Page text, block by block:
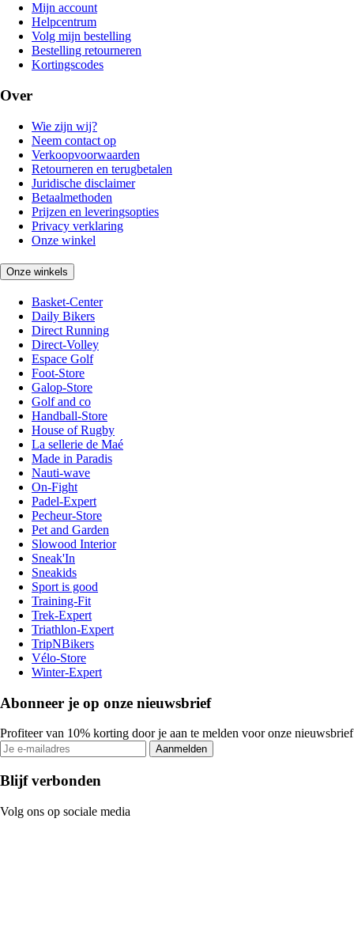
Mijn account
Helpcentrum
Volg mijn bestelling
Bestelling retourneren
Kortingscodes
Over
Wie zijn wij?
Neem contact op
Verkoopvoorwaarden
Retourneren en terugbetalen
Juridische disclaimer
Betaalmethoden
Prijzen en leveringsopties
Privacy verklaring
Onze winkel
Onze winkels
Basket-Center
Daily Bikers
Direct Running
Direct-Volley
Espace Golf
Foot-Store
Galop-Store
Golf and co
Handball-Store
House of Rugby
La sellerie de Maé
Made in Paradis
Nauti-wave
On-Fight
Padel-Expert
Pecheur-Store
Pet and Garden
Slowood Interior
Sneak'In
Sneakids
Sport is good
Training-Fit
Trek-Expert
Triathlon-Expert
TripNBikers
Vélo-Store
Winter-Expert
Abonneer je op onze nieuwsbrief
Profiteer van 10% korting door je aan te melden voor onze nieuwsbrief
Aanmelden
Blijf verbonden
Volg ons op sociale media